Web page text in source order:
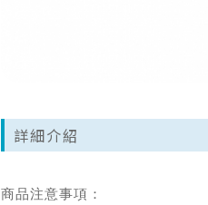
詳細介紹
商品注意事項：